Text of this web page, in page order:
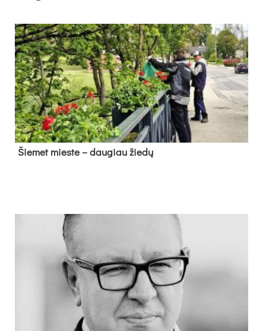
Šie­met mies­te – dau­giau žie­dų